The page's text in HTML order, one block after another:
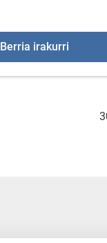
Berria irakurri